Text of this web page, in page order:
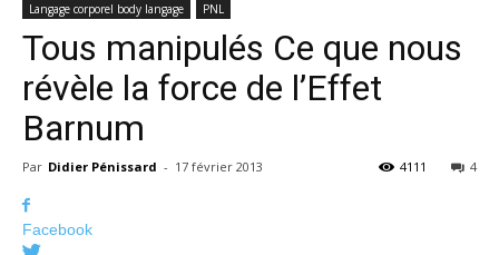
Langage corporel body langage
PNL
Tous manipulés Ce que nous
révèle la force de l’Effet
Barnum
Par Didier Pénissard - 17 février 2013 4
4111
Facebook